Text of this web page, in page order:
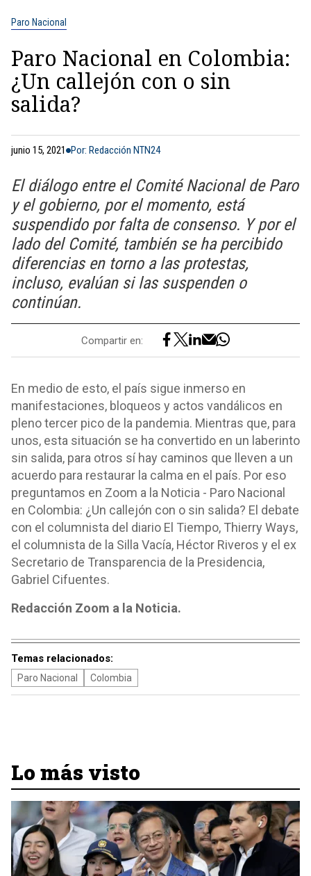
Paro Nacional
Paro Nacional en Colombia:
¿Un callejón con o sin
salida?
junio 15, 2021 Por: Redacción NTN24
El diálogo entre el Comité Nacional de Paro
y el gobierno, por el momento, está
suspendido por falta de consenso. Y por el
lado del Comité, también se ha percibido
diferencias en torno a las protestas,
incluso, evalúan si las suspenden o
continúan.
Compartir en:
En medio de esto, el país sigue inmerso en
manifestaciones, bloqueos y actos vandálicos en
pleno tercer pico de la pandemia. Mientras que, para
unos, esta situación se ha convertido en un laberinto
sin salida, para otros sí hay caminos que lleven a un
acuerdo para restaurar la calma en el país. Por eso
preguntamos en Zoom a la Noticia - Paro Nacional
en Colombia: ¿Un callejón con o sin salida? El debate
con el columnista del diario El Tiempo, Thierry Ways,
el columnista de la Silla Vacía, Héctor Riveros y el ex
Secretario de Transparencia de la Presidencia,
Gabriel Cifuentes.
Redacción Zoom a la Noticia.
Temas relacionados:
Paro Nacional Colombia
Lo más visto